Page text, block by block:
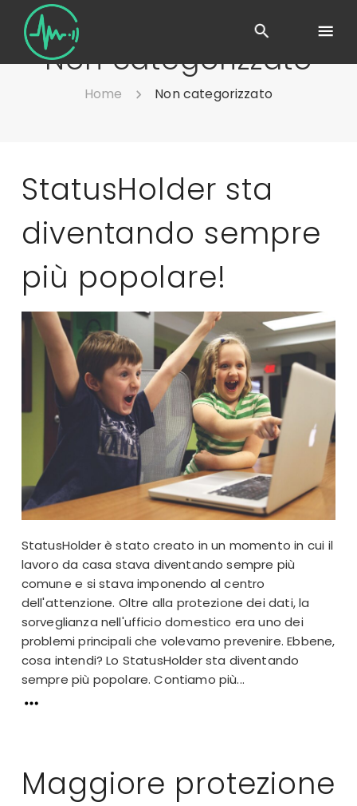
Non categorizzato
Home Non categorizzato
StatusHolder sta
diventando sempre
più popolare!
StatusHolder è stato creato in un momento in cui il
lavoro da casa stava diventando sempre più
comune e si stava imponendo al centro
dell'attenzione. Oltre alla protezione dei dati, la
sorveglianza nell'ufficio domestico era uno dei
problemi principali che volevamo prevenire. Ebbene,
cosa intendi? Lo StatusHolder sta diventando
sempre più popolare. Contiamo più...
Maggiore protezione